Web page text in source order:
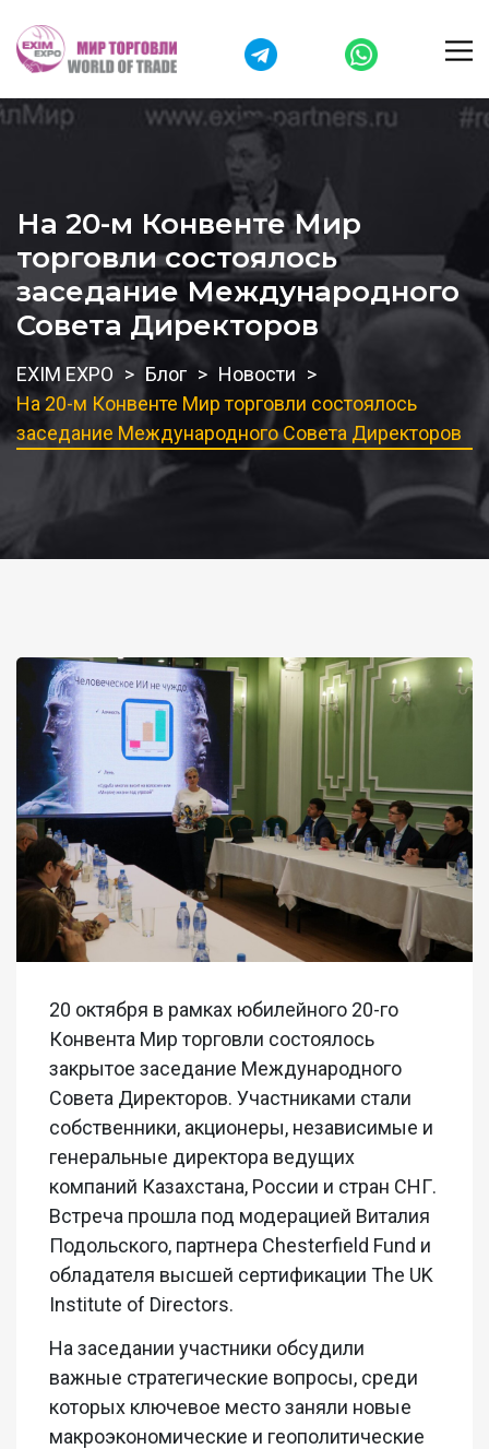
На 20-м Конвенте Мир
торговли состоялось
заседание Международного
Совета Директоров
EXIM EXPO Блог
Новости
На 20-м Конвенте Мир торговли состоялось
заседание Международного Совета Директоров
20 октября в рамках юбилейного 20-го
Конвента Мир торговли состоялось
закрытое заседание Международного
Совета Директоров. Участниками стали
собственники, акционеры, независимые и
генеральные директора ведущих
компаний Казахстана, России и стран СНГ.
Встреча прошла под модерацией Виталия
Подольского, партнера Chesterfield Fund и
обладателя высшей сертификации The UK
Institute of Directors.
На заседании участники обсудили
важные стратегические вопросы, среди
которых ключевое место заняли новые
макроэкономические и геополитические